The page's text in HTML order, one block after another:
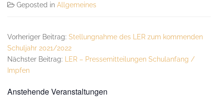
Geposted in Allgemeines
Vorheriger Beitrag: Stellungnahme des LER zum kommenden
Schuljahr 2021/2022
Nächster Beitrag:
LER – Pressemitteilungen Schulanfang /
Impfen
Untergeordnet
Anstehende Veranstaltungen